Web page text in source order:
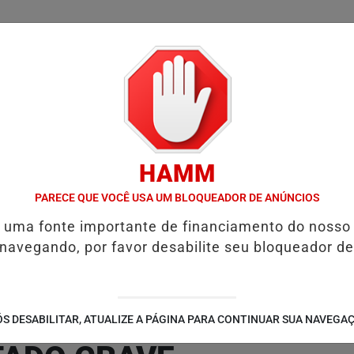
/ INTERIOR /
ALIMENTÍCIA: ENTENDA O QUE É E COMO SOLICITAR
NA BR-364
HAMM
PARECE QUE VOCÊ USA UM BLOQUEADOR DE ANÚNCIOS
fonte importante de financiamento do nosso
por favor desabilite seu bloqueador
DESABILITAR, ATUALIZE A PÁGINA PARA CONTINUAR SUA